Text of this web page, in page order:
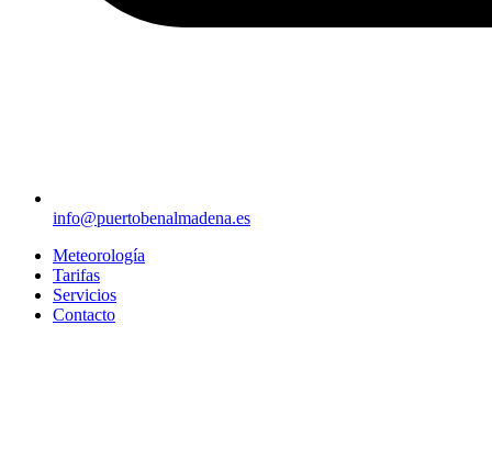
info@puertobenalmadena.es
Meteorología
Tarifas
Servicios
Contacto